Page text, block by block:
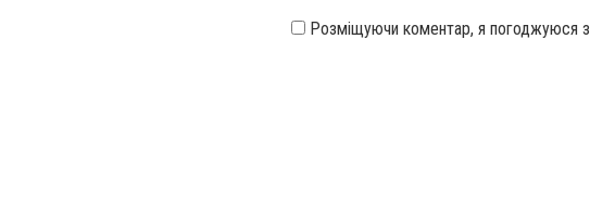
Розміщуючи коментар, я погоджуюся з